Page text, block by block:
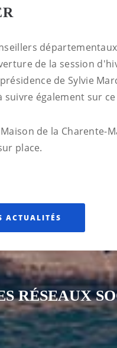
de la session
de Sylvie
également sur
de la Charente-
place.
ACTUALITÉS
RÉSEAUX
page Facebook
Notre page XNotre page Tiktok
Notre